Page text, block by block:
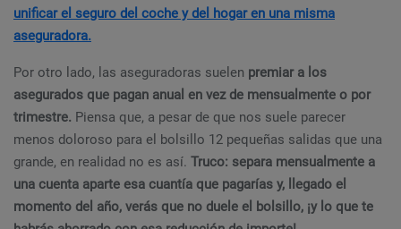
unificar el seguro del coche y del hogar en una misma
aseguradora.
Por otro lado, las aseguradoras suelen premiar a los
asegurados que pagan anual en vez de mensualmente o por
trimestre. Piensa que, a pesar de que nos suele parecer
menos doloroso para el bolsillo 12 pequeñas salidas que una
grande, en realidad no es así. Truco: separa mensualmente a
una cuenta aparte esa cuantía que pagarías y, llegado el
momento del año, verás que no duele el bolsillo, ¡y lo que te